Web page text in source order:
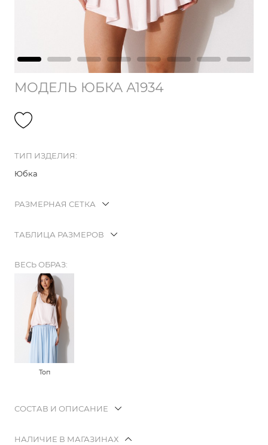
МОДЕЛЬ ЮБКА А1934
ТИП ИЗДЕЛИЯ:
Юбка
РАЗМЕРНАЯ СЕТКА
ТАБЛИЦА РАЗМЕРОВ
ВЕСЬ ОБРАЗ:
Топ
СОСТАВ И ОПИСАНИЕ
НАЛИЧИЕ В МАГАЗИНАХ